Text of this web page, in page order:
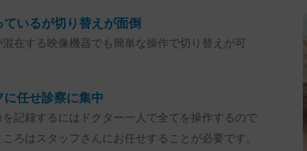
いるが切り替えが面倒
在する映像機器でも簡単な操作で切り替えが可
任せ診察に集中
記録するにはドクター一人で全てを操作するので
ろはスタッフさんにお任せすることが必要です。